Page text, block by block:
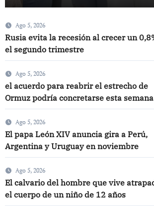
Ago 5, 2026
Rusia evita la recesión al crecer un
el segundo trimestre
Ago 5, 2026
el acuerdo para reabrir el estrecho de
Ormuz podría concretarse esta semana
Ago 5, 2026
El papa León XIV anuncia gira a Perú,
Argentina y Uruguay en noviembre
Ago 5, 2026
El calvario del hombre que vive
el cuerpo de un niño de 12 años